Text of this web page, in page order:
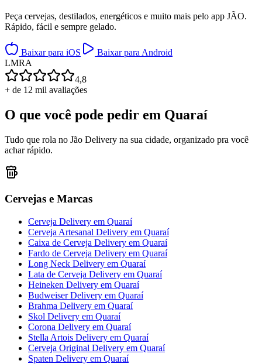
Peça cervejas, destilados, energéticos e muito mais pelo app JÃO.
Rápido, fácil e sempre gelado.
Baixar para iOS
Baixar para Android
LMRA
4,8
+ de 12 mil avaliações
O que você pode pedir em Quaraí
Tudo que rola no Jão Delivery na sua cidade, organizado pra você
achar rápido.
Cervejas e Marcas
Cerveja Delivery em Quaraí
Cerveja Artesanal Delivery em Quaraí
Caixa de Cerveja Delivery em Quaraí
Fardo de Cerveja Delivery em Quaraí
Long Neck Delivery em Quaraí
Lata de Cerveja Delivery em Quaraí
Heineken Delivery em Quaraí
Budweiser Delivery em Quaraí
Brahma Delivery em Quaraí
Skol Delivery em Quaraí
Corona Delivery em Quaraí
Stella Artois Delivery em Quaraí
Cerveja Original Delivery em Quaraí
Spaten Delivery em Quaraí